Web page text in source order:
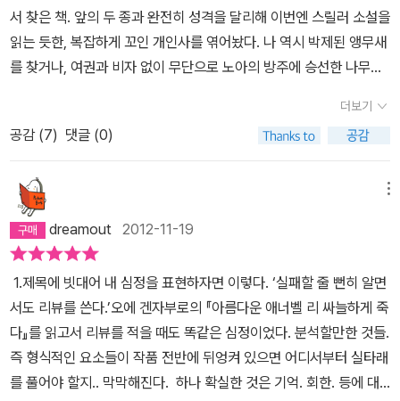
내용이었다. 문장 하나하나 예의를 갖춘 편지였다. 1인칭 화자인 토니
는 소설 1부에서 그때 자신이 보낸 답장을 기억해 낸다. 그는 자신이
쓴 답장을 다음과 같이 기억하고 있다. ' 이십일일자로 온 자네의 서신
을 수령하면서, 본인은 모든 것을 유쾌하고 즐겁게 받아들이고 있음
을 명시하고자 상찬과 기원을 간절한 마음으로 바치네. 벗이여. ( 77
하지만 2부에서 실제로 복원된 편지'는 그가 기억했던 내용과는 정반
대였다. 화가 난 토니는 온갖 악담을 편지 속에 담는다. ' 언니, 나 마
음에 안 들죠 ? ' 라고 말하자 어디서 반말이니, 라고 반격하는 모양
새'다. 에이드리언에게, 아니 에이드리언과 베로니카에게.(베로니
카, 개같은 년. 잘 지냈나 ? 너도 함께 이 편지를 읽도록)........그러니,
베로니카, 에이드리언의 새끼손가락만한 자지에 듀렉스를 끼워줄 때
마다 빈틈없이 잘 씌우려무나. 아, 아직 그 단계까지는 안 갔으려나 ?
....... 썩을, 그 여자는 만사를 제멋대로 휘둘러야 성에 차는 종자라서
....... 너희에게 계절 인사를 보낸다. 그리고 기원컨대 너희의 관절과
가능하지 않을까? 이러한 생각이 작품으로 형상화 된 것이바로 이 소
설 '예감은 틀리지 않는다'이다. 말하자면 이 작품은 그동안 해왔던
것의 집대성이라 할만하다. 무엇보다 이 책에 나오는 세 가지의 죽음
은 이 작품이 가진 이러한 성격을 은연중에 드러내고 있다. 일단 주인
공의 60년대 학창시절에 나오는 동급생 '롭슨'의 죽음은 '메트로랜
카의 어머니의 죽음은 '플로베르의 앵무새'에서의 아내의 죽음을 의미
한다. 그것은 모두 죽음이 과거의 진실을 찾기 위한 노력을 낳게 한다
는 점에서 더욱 긴밀한 연관성을 가진다. 마지막으로 에이드리언 핀
의 죽음은 '내 말 좀 들어 봐'에서의 결국엔 질리언과 결별하게 되는
올리버 그대로이다. 에이드리언은 일기를 통해 앤서니를 분석하는데
그것은 올리버가 내내 스튜어트를 분석했던 것과 또한 이어진다. 이
렇게 '예감은 틀리지 않는다'는 이 작품이 천착하고 있는 주제를 가지
고 작가가 밟아왔던 단계를 하나 하나 모두 다시 담고 있다. 해서 마치
이 작품은 그 모든 여정을 거쳐 다다르게 된 어떤 결론처럼도 보인
건 아닌가 생각할 때가 가끔 있다. (p183) 나 역시 그렇다.
맞는다. 헐.. 굴절된 공이 반대편으로 빨려 들어간다. 동료들과 괴성을
지르며 기쁨을 나누는 그 순간을 내 글재주로는 표현할 길이 없다. 이
제 와서 생각해보면 내가 그 골에 기여한 것이라곤 참으로 미미한 수
준이다. 공이 내 발에 닿기 전에 팀 동료의 완벽한 드리블과 어시스트
가 있었고, 그 전에 상대팀에게서 공을 빼앗은 또다른 동료가 있었으
시작 순간부터 계속된 열한명의 끝없는 움직임 그리고 경기장 밖에서
의 외침이 상대편 골대를 두드리고 두들겨 만든 골이니 말이다. <예
감은 틀리지 않는다>를 쓴 줄리언 반스는 이를 'Chain of Individual
Responsibilities'라고 한다. 어떤 일이 발생하게 된 배경엔 어떤 한
사람의 책임이 아니라 '각자의 책임이라는 연쇄 사슬'이 이어져 있다
고 본 것이다. 맥주잔 안에 불안하게 떠 있는 소주잔을 모두가 조금씩
채워가듯. 누군가 (때론 의도치않게) 시작한 그 사슬을, 또다른 누군
가가 이어서 연결하고, 또다른 누군가가 계속해서 연결해 나간다. 결
국 소주잔이 가라앉으면 마지막 사람에게 벌주를 몰아주듯, 우리는
서 찾은 책. 앞의 두 종과 완전히 성격을 달리해 이번엔 스릴러 소설을
읽는 듯한, 복잡하게 꼬인 개인사를 엮어놨다. 나 역시 박제된 앵무새
를 찾거나, 여권과 비자 없이 무단으로 노아의 방주에 승선한 나무좀
게도 40여년 만에 만난 옛 애인과의 재회를 다루었다. 다른 사람도
아닌 줄리언 반스가. <플로베르...> <10 1/2장...>의 작가가 말이다.
이래서 소설가의 변신은 무죄. 근데 참 독후감 쓰기 힘든 책이다. 대개
이런 책은 마지막 결론을 처음부터 염두에 두고 썼다는 내 의심을 받
는다. 이 책도 포함해서. 그러니 (20세기말, 21세기 초엽의) 막강한
무공을 자랑하는 세계적인 작가가 마음먹고 마지막 장면을 꼬불쳐두
고 소설의 앞부분에서 독자들이 좀 엉뚱한 방향으로 생각하게 하기
위해 현란한 장면들을 배치해놨으니, 나중에 결론을 발견할 때의 미
묘한 '아, 속았다!' 하는 느낌, 그걸 어떻게 설명할 수 있으랴. 1960년
대 말의 영국. 당시에 고교와 대학을 다녔던 젊은이들. 그러나 이들은
60년대 젊은이들이 적극적으로 추구하기 시작했던 자유와 평화, 그
리고 프리섹스를 제대로 수용하지 못한 채 젊음을, 작은 의미로, 낭비
더보기
공감 (7) 댓글 (0)
dreamout 2012-11-19
1.제목에 빗대어 내 심정을 표현하자면 이렇다. ‘실패할 줄 뻔히 알면
서도 리뷰를 쓴다.’오에 겐자부로의 『아름다운 애너벨 리 싸늘하게 죽
다』를 읽고서 리뷰를 적을 때도 똑같은 심정이었다. 분석할만한 것들.
즉 형식적인 요소들이 작품 전반에 뒤엉켜 있으면 어디서부터 실타래
를 풀어야 할지.. 막막해진다. 하나 확실한 것은 기억. 회한. 등에 대